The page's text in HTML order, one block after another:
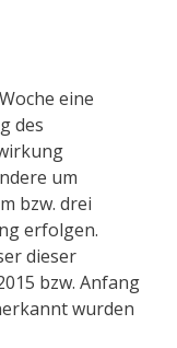
eine
des
um
bzw. drei
erfolgen.
dieser
bzw. Anfang
wurden